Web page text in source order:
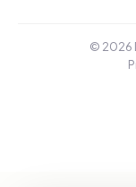
© 2026